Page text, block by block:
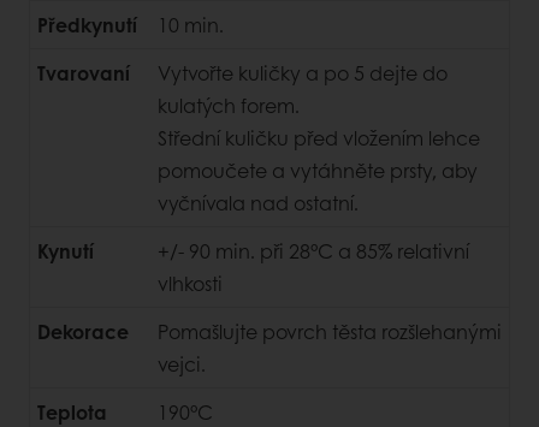
Předkynutí
10 min.
Tvarovaní
Vytvořte kuličky a po 5 dejte do
kulatých forem.
Střední kuličku před vložením lehce
pomoučete a vytáhněte prsty, aby
vyčnívala nad ostatní.
Kynutí
+/- 90 min. při 28°C a 85% relativní
vlhkosti
Dekorace
Pomašlujte povrch těsta rozšlehanými
vejci.
Teplota
190°C